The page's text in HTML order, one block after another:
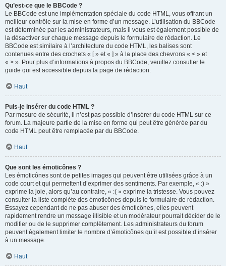
Qu’est-ce que le BBCode ?
Le BBCode est une implémentation spéciale du code HTML, vous offrant un
meilleur contrôle sur la mise en forme d’un message. L’utilisation du BBCode
est déterminée par les administrateurs, mais il vous est également possible de
la désactiver sur chaque message depuis le formulaire de rédaction. Le
BBCode est similaire à l’architecture du code HTML, les balises sont
contenues entre des crochets « [ » et « ] » à la place des chevrons « < » et
« > ». Pour plus d’informations à propos du BBCode, veuillez consulter le
guide qui est accessible depuis la page de rédaction.
Haut
Puis-je insérer du code HTML ?
Par mesure de sécurité, il n’est pas possible d’insérer du code HTML sur ce
forum. La majeure partie de la mise en forme qui peut être générée par du
code HTML peut être remplacée par du BBCode.
Haut
Que sont les émoticônes ?
Les émoticônes sont de petites images qui peuvent être utilisées grâce à un
code court et qui permettent d’exprimer des sentiments. Par exemple, « :) »
exprime la joie, alors qu’au contraire, « :( » exprime la tristesse. Vous pouvez
consulter la liste complète des émoticônes depuis le formulaire de rédaction.
Essayez cependant de ne pas abuser des émoticônes, elles peuvent
rapidement rendre un message illisible et un modérateur pourrait décider de le
modifier ou de le supprimer complètement. Les administrateurs du forum
peuvent également limiter le nombre d’émoticônes qu’il est possible d’insérer
à un message.
Haut